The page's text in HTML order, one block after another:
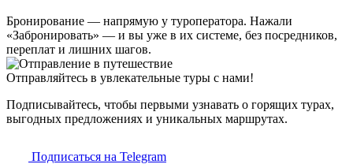
Бронирование — напрямую у туроператора. Нажали
«Забронировать» — и вы уже в их системе, без посредников,
переплат и лишних шагов.
Отправляйтесь в увлекательные туры с нами!
Подписывайтесь, чтобы первыми узнавать о горящих турах,
выгодных предложениях и уникальных маршрутах.
Подписаться на Telegram